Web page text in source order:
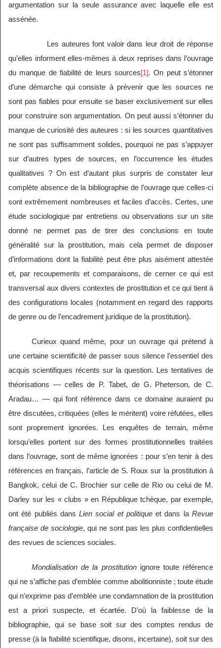
argumentation sur la seule assurance avec laquelle elle est
assénée.
Les auteures font valoir dans leur droit de réponse
qu’elles informent elles-mêmes à deux reprises dans l’ouvrage
du manque de fiabilité de leurs sources[1]. On peut s’étonner
d’une démarche qui consiste à prévenir que les sources ne
sont pas fiables pour ensuite se baser exclusivement sur elles
pour construire son argumentation. On peut aussi s’étonner du
manque de curiosité des auteures : si les sources quantitatives
ne sont pas suffisamment solides, pourquoi ne pas s’appuyer
sur d’autres types de sources, en l’occurrence les études
qualitatives ? On est d’autant plus surpris de constater leur
complète absence de la bibliographie de l’ouvrage que celles-ci
sont extrêmement nombreuses et faciles d’accès. Certes, une
étude sociologique par entretiens ou observations sur un site
donné ne permet pas de tirer des conclusions en toute
généralité sur la prostitution, mais cela permet de disposer
d’informations dont la fiabilité peut être plus aisément attestée
et, par recoupements et comparaisons, de cerner ce qui est
transversal aux divers contextes de prostitution et ce qui tient à
des configurations locales (notamment en regard des rapports
de genre ou de l’encadrement juridique de la prostitution).
Curieux quand même, pour un ouvrage qui prétend à
une certaine scientificité de passer sous silence l’essentiel des
acquis scientifiques récents sur la question. Les tentatives de
théorisations — celles de P. Tabet, de G. Pheterson, de C.
Aradau… — qui font référence dans ce domaine auraient pu
être discutées, critiquées (elles le méritent) voire réfutées, elles
sont proprement ignorées. Les enquêtes de terrain, même
lorsqu’elles portent sur des formes prostitutionnelles traitées
dans l’ouvrage, sont de même ignorées : pour s’en tenir à des
références en français, l’article de S. Roux sur la prostitution à
Bangkok, celui de C. Brochier sur celle de Rio ou celui de M.
Darley sur les « clubs » en République tchèque, par exemple,
ont été publiés dansLien social et politiqueet dans laRevue
française de sociologie, qui ne sont pas les plus confidentielles
des revues de sciences sociales.
Mondialisation de la prostitution ignore toute référence
qui ne s’affiche pas d’emblée comme abolitionniste ; toute étude
qui n’exprime pas d’emblée une condamnation de la prostitution
est a priori suspecte, et écartée. D’où la faiblesse de la
bibliographie, qui se base soit sur des comptes rendus de
presse (à la fiabilité scientifique, disons, incertaine), soit sur des